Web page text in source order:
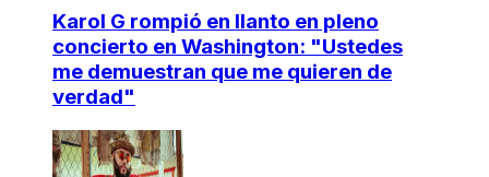
Karol G rompió en llanto en pleno
concierto en Washington: "Ustedes
me demuestran que me quieren de
verdad"